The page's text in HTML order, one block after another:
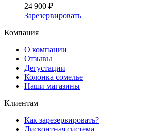
24 900 ₽
Зарезервировать
Компания
О компании
Отзывы
Дегустации
Колонка сомелье
Наши магазины
Клиентам
Как зарезервировать?
Дисконтная система